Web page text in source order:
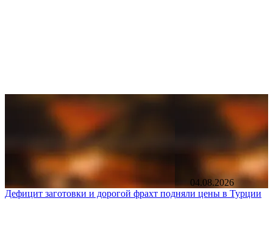
04.08.2026
Дефицит заготовки и дорогой фрахт подняли цены в Турции